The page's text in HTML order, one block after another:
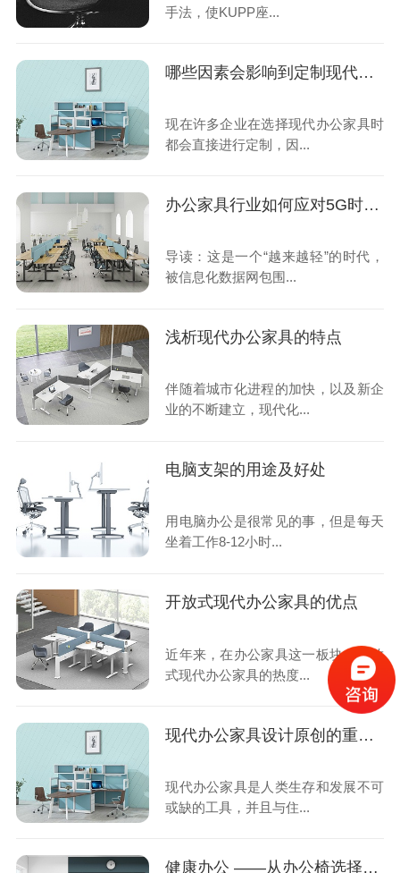
手法，使KUPP座...
哪些因素会影响到定制现代办公家具的交货时间呢？
现在许多企业在选择现代办公家具时
都会直接进行定制，因...
办公家具行业如何应对5G时代的发展
导读：这是一个“越来越轻”的时代，
被信息化数据网包围...
浅析现代办公家具的特点
伴随着城市化进程的加快，以及新企
业的不断建立，现代化...
电脑支架的用途及好处
用电脑办公是很常见的事，但是每天
坐着工作8-12小时...
开放式现代办公家具的优点
近年来，在办公家具这一板块，开放
式现代办公家具的热度...
现代办公家具设计原创的重要性
现代办公家具是人类生存和发展不可
或缺的工具，并且与住...
健康办公 ——从办公椅选择开始